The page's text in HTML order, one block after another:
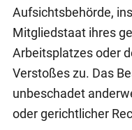
Aufsichtsbehörde,
Mitgliedstaat ihres
Arbeitsplatzes oder
Verstoßes zu. Das
unbeschadet
oder gerichtlicher